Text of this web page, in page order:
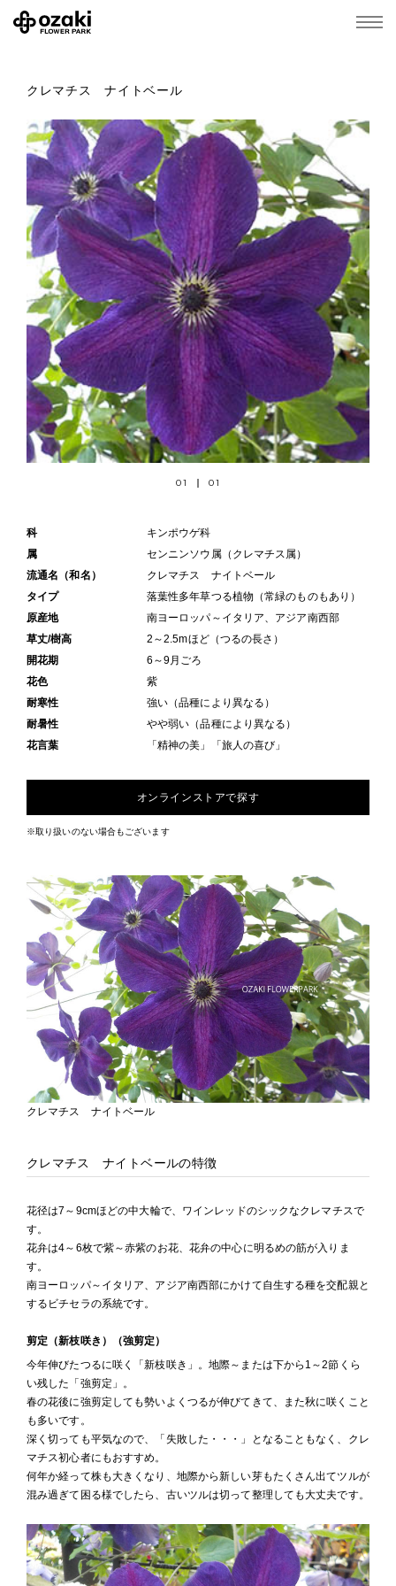
クレマチス ナイトベール
01 01
科
キンポウゲ科
属
センニンソウ属（クレマチス属）
流通名（和名）
クレマチス ナイトベール
タイプ
落葉性多年草つる植物（常緑のものもあり）
原産地
南ヨーロッパ～イタリア、アジア南西部
草丈/樹高
2～2.5mほど（つるの長さ）
開花期
6～9月ごろ
花色
紫
耐寒性
強い（品種により異なる）
耐暑性
やや弱い（品種により異なる）
花言葉
「精神の美」「旅人の喜び」
オンラインストアで探す
※取り扱いのない場合もございます
クレマチス ナイトベール
クレマチス ナイトベールの特徴
花径は7～9cmほどの中大輪で、ワインレッドのシックなクレマチスで
す。
花弁は4～6枚で紫～赤紫のお花、花弁の中心に明るめの筋が入りま
す。
南ヨーロッパ～イタリア、アジア南西部にかけて自生する種を交配親と
するビチセラの系統です。
剪定（新枝咲き）（強剪定）
今年伸びたつるに咲く「新枝咲き」。地際～または下から1～2節くら
い残した「強剪定」。
春の花後に強剪定しても勢いよくつるが伸びてきて、また秋に咲くこと
も多いです。
深く切っても平気なので、「失敗した・・・」となることもなく、クレ
マチス初心者にもおすすめ。
何年か経って株も大きくなり、地際から新しい芽もたくさん出てツルが
混み過ぎて困る様でしたら、古いツルは切って整理しても大丈夫です。